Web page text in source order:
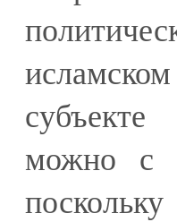
можно с